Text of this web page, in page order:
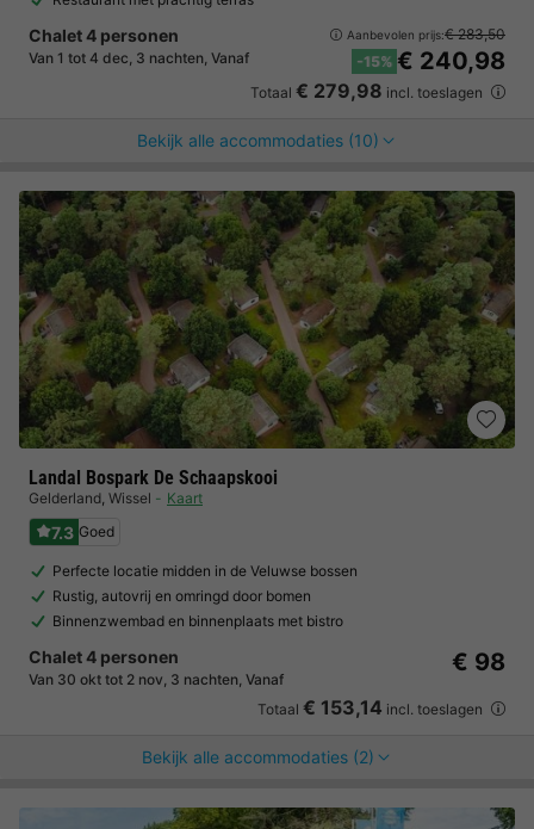
Chalet 4 personen
Van 1 tot 4 dec, 3 nachten, Vanaf
Aanbevolen prijs:€ 283,50
-15% € 240,98
Totaal € 279,98 incl. toeslagen
Bekijk alle accommodaties (10)
Landal Bospark De Schaapskooi
Gelderland, Wissel Kaart
7.3 Goed
Perfecte locatie midden in de Veluwse bossen
Rustig, autovrij en omringd door bomen
Binnenzwembad en binnenplaats met bistro
Chalet 4 personen
Van 30 okt tot 2 nov, 3 nachten, Vanaf
€ 98
Totaal € 153,14 incl. toeslagen
Bekijk alle accommodaties (2)